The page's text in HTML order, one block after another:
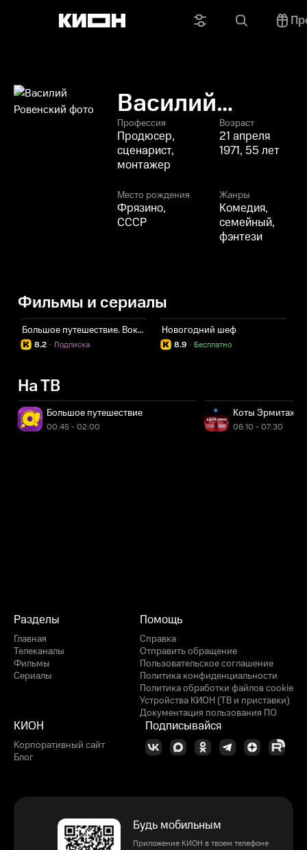
Василий
Ровенский
Профессия
Продюсер,
сценарист,
монтажер
Возраст
21 апреля
1971, 55 лет
Место рождения
Фрязино,
СССР
Жанры
Комедия,
семейный,
фэнтези
Фильмы и сериалы
Большое путешествие. Вокруг света
8.2 Подписка
·
Новогодний шеф
8.9 Бесплатно
·
На ТВ
Большое путешествие
00:45 - 02:00
Коты Эрмитажа
06:10 - 07:30
Разделы
Главная
Телеканалы
Фильмы
Сериалы
Помощь
Справка
Отправить обращение
Пользовательское соглашение
Политика конфиденциальности
Политика обработки файлов cookie
Устройства КИОН (ТВ и приставки)
Документация пользования ПО
КИОН
Корпоративный сайт
Блог
Подписывайся
Будь мобильным
Приложение КИОН в твоем телефоне